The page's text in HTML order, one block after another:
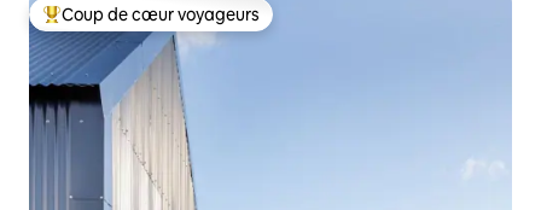
Coups de cœur voyageurs les plus appréciés
Coup de cœur voyageurs